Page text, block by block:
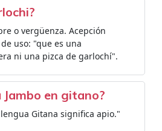
o vergüenza. Acepción
uso: "que es una
ni una pizca de garlochí".
Jambo en gitano?
Gitana significa apio."